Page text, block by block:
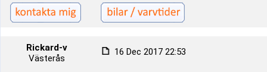
Rickard-v
Västerås
16 Dec 2017 22:53